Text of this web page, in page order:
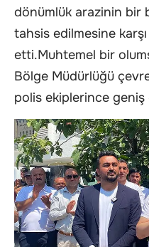
dönümlük arazinin bir
tahsis edilmesine karşı
etti.Muhtemel bir
Bölge Müdürlüğü
polis ekiplerince geniş